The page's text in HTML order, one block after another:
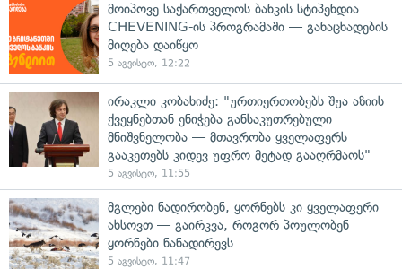
მოიპოვე საქართველოს ბანკის სტიპენდია
CHEVENING-ის პროგრამაში — განაცხადების
მიღება დაიწყო
5 აგვისტო, 12:22
ირაკლი კობახიძე: "ურთიერთობებს შუა აზიის
ქვეყნებთან ენიჭება განსაკუთრებული
მნიშვნელობა — მთავრობა ყველაფერს
გააკეთებს კიდევ უფრო მეტად გააღრმაოს"
5 აგვისტო, 11:55
მგლები ნადირობენ, ყორნებს კი ყველაფერი
ახსოვთ — გაირკვა, როგორ პოულობენ
ყორნები ნანადირევს
5 აგვისტო, 11:47